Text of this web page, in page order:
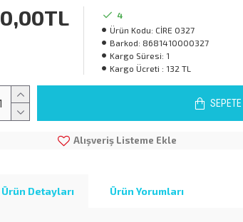
4
Ürün Kodu: CİRE 0327
Barkod: 8681410000327
Kargo Süresi: 1
Kargo Ücreti : 132 TL
SEPETE
Alışveriş Listeme Ekle
Ürün Detayları Ürün Yorumları